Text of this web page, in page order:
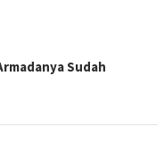
Sudah